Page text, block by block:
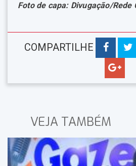
Foto de capa: Divugação/Rede
COMPARTILHE
VEJA TAMBÉM